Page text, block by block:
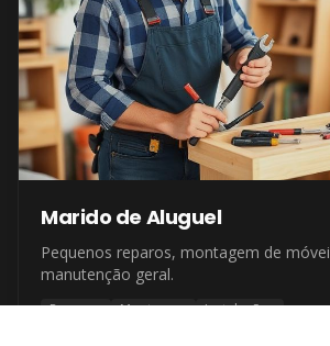
Marido de Aluguel
Pequenos reparos, montagem de
manutenção geral.
Reparos Montagem Instalações